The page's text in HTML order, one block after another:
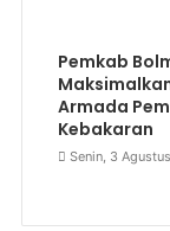
Pemkab
Armada
Kebakaran
Senin, 3